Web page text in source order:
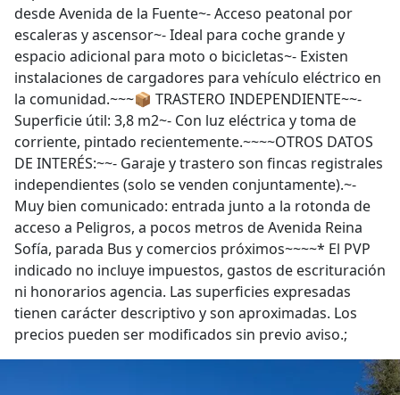
desde Avenida de la Fuente~- Acceso peatonal por
escaleras y ascensor~- Ideal para coche grande y
espacio adicional para moto o bicicletas~- Existen
instalaciones de cargadores para vehículo eléctrico en
la comunidad.~~~📦 TRASTERO INDEPENDIENTE~~-
Superficie útil: 3,8 m2~- Con luz eléctrica y toma de
corriente, pintado recientemente.~~~~OTROS DATOS
DE INTERÉS:~~- Garaje y trastero son fincas registrales
independientes (solo se venden conjuntamente).~-
Muy bien comunicado: entrada junto a la rotonda de
acceso a Peligros, a pocos metros de Avenida Reina
Sofía, parada Bus y comercios próximos~~~~* El PVP
indicado no incluye impuestos, gastos de escrituración
ni honorarios agencia. Las superficies expresadas
tienen carácter descriptivo y son aproximadas. Los
precios pueden ser modificados sin previo aviso.;